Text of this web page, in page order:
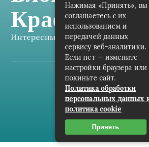
Краеведов
Интересные заметки каждый день
Карта сайта
Пользовательское
Контакты
Нажимая «Принять», вы
соглашаетесь с их
использованием и
передачей данных
сервису веб-аналитики.
Если нет — измените
настройки браузера или
покиньте сайт.
Политика обработки
персональных данных
политика cookie
Принять